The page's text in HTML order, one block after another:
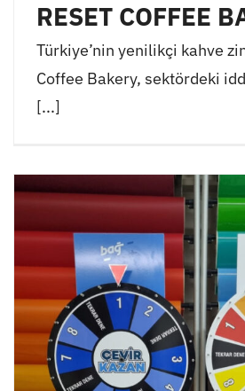
RESET COFFEE
Türkiye’nin yenilikçi kahve
Coffee Bakery, sektördeki
[...]